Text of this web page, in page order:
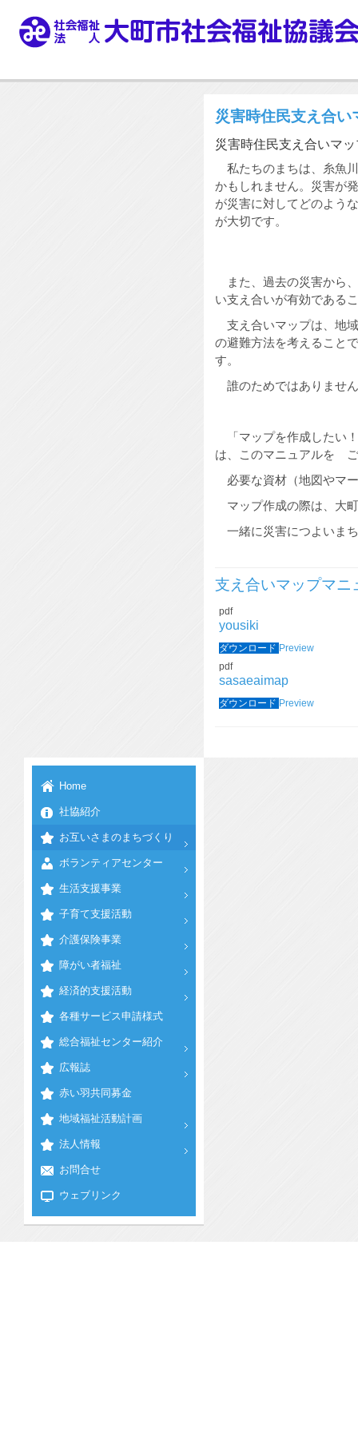
災害時住民支え合い
災害時住民支え合いマ
私たちのまちは、糸魚
かもしれません。災害が
が災害に対してどのよう
が大切です。
また、過去の災害から
い支え合いが有効である
支え合いマップは、地
の避難方法を考えること
す。
誰のためではありませ
「マップを作成したい
は、このマニュアルを
必要な資材（地図やマ
マップ作成の際は、大
一緒に災害につよいま
支え合いマップマ
pdf
yousiki
ダウンロード Preview
pdf
sasaeaimap
ダウンロード Preview
Home
社協紹介
お互いさまのまちづくり
ボランティアセンター
生活支援事業
子育て支援活動
介護保険事業
障がい者福祉
経済的支援活動
各種サービス申請様式
総合福祉センター紹介
広報誌
赤い羽共同募金
地域福祉活動計画
法人情報
お問合せ
ウェブリンク